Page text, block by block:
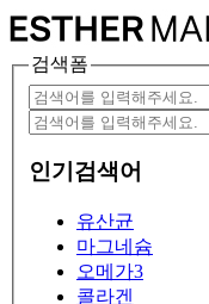
검색폼
인기검색어
유산균
마그네슘
오메가3
콜라겐